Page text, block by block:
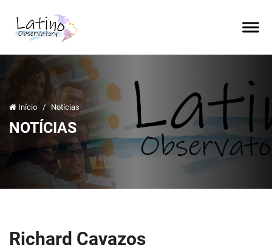
Início / Notícias
NOTÍCIAS
Richard Cavazos